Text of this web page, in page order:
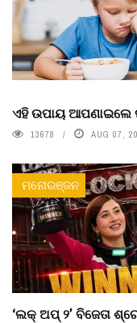
ଏହି ଉପାୟ ଆପଣାଇଲେ
13678 AUG 07,
ମନୋରଞ୍ଜନ
‘ଲକ୍ ଅପ୍ ୨’ ବିଜେତା